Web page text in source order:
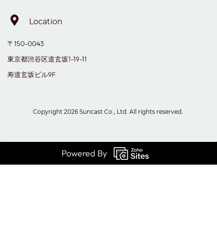
Location
〒150-0043
東京都渋谷区道玄坂1-19-11
寿道玄坂ビル9F
Copyright 2026 Suncast Co., Ltd. All rights reserved.
Powered By